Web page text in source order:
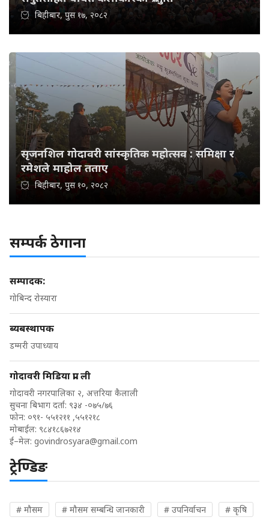
बिहीबार, पुस १७, २०८२
सृजनशिल गोदावरी सांस्कृतिक महोत्सव : समिक्षा र
रमेशले माहोल तताए
बिहीबार, पुस १०, २०८२
सम्पर्क ठेगाना
सम्पादक:
गोबिन्द रोस्यारा
ब्यबस्थापक
डम्मरी उपाध्याय
गोदावरी मिडिया प्रा. ली
गोदावरी नगरपालिका २, अत्तरिया कैलाली
सुचना बिभाग दर्ता: ९३४ -०७५/७६
फोन: ०९१- ५५१२११ ,५५१२१८
मोबाईल: ९८४१८६७२१४
ई–मेल: govindrosyara@gmail.com
ट्रेण्डिङ
# मौसम # मौसम सम्बन्धि जानकारी # उपनिर्वाचन # कृषि